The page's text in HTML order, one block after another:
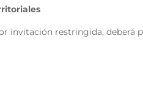
invitación restringida, deberá